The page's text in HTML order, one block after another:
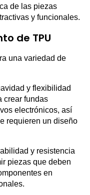
de las piezas
y funcionales.
de TPU
una variedad de
y flexibilidad
crear fundas
electrónicos, así
requieren un diseño
y resistencia
piezas que deben
en